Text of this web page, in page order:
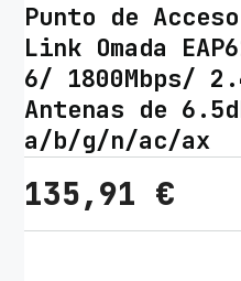
Punto de
Link Omada
6/ 1800Mbps/
Antenas de
a/b/g/n/ac/ax
135,91 €